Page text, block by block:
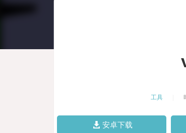
工具
安卓下载